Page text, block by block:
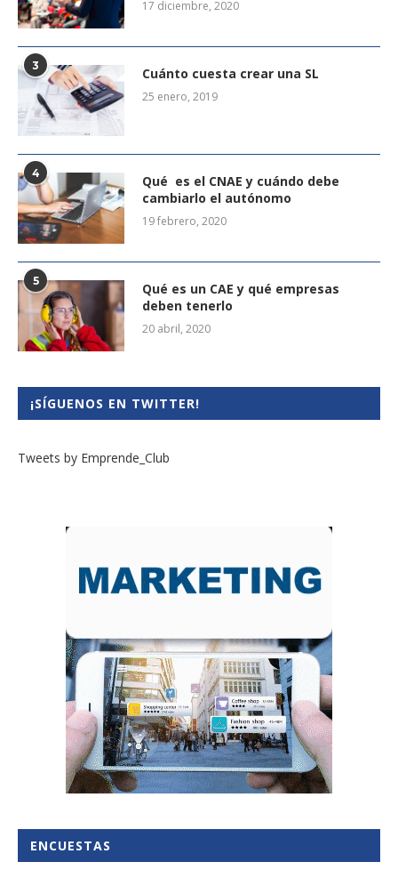
17 diciembre, 2020
3 Cuánto cuesta crear una SL
25 enero, 2019
4
Qué es el CNAE y cuándo debe
cambiarlo el autónomo
19 febrero, 2020
5
Qué es un CAE y qué empresas
deben tenerlo
20 abril, 2020
¡SÍGUENOS EN TWITTER!
Tweets by Emprende_Club
ENCUESTAS